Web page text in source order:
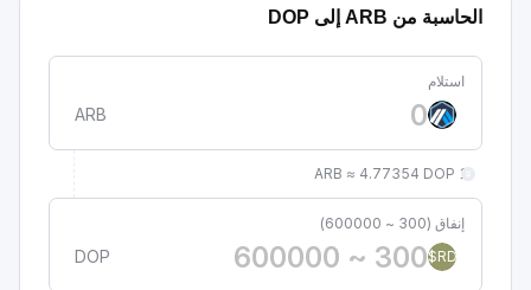
الحاسبة من ARB إلى DOP
استلام
ARB
1 ARB ≈ 4.77354 DOP
إنفاق (300 ~ 600000)
RD$
DOP